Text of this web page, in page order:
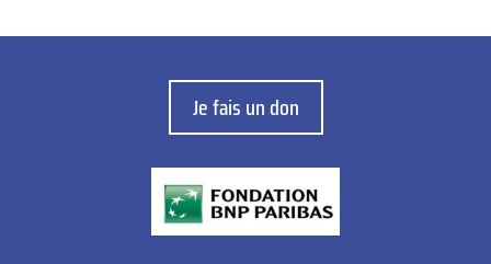
Je fais un don